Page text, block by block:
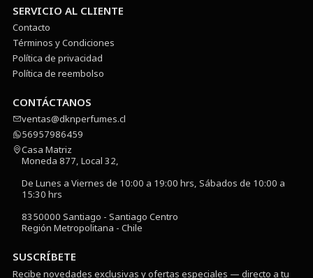
SERVICIO AL CLIENTE
Contacto
Términos y Condiciones
Política de privacidad
Política de reembolso
CONTÁCTANOS
ventas@dknperfumes.cl
56957986459
Casa Matriz
Moneda 877, Local 32,
De Lunes a Viernes de 10:00 a 19:00 hrs, Sábados de 10:00 a
15:30 hrs
8350000 Santiago - Santiago Centro
Región Metropolitana - Chile
SUSCRÍBETE
Recibe novedades exclusivas y ofertas especiales — directo a tu